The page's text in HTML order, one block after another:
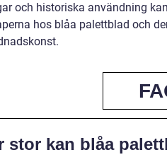
och historiska användning
hos blåa palettblad och
stor kan blåa